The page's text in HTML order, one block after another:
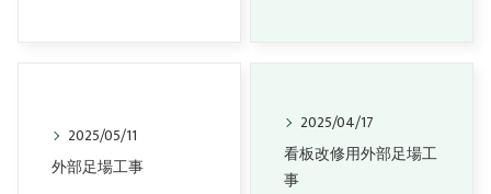
2025/05/11
外部足場工事
2025/04/17
看板改修用外部足場工
事